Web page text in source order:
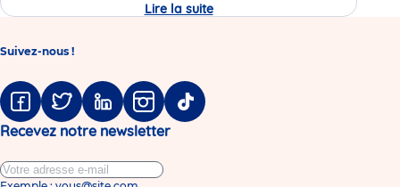
Lire la suiteLa
motricité
Suivez-nous !
FacebookTwitter LinkedinInstagramTiktok
Recevez notre newsletter